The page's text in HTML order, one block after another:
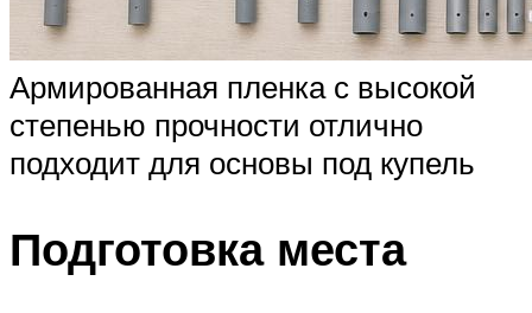
Армированная пленка с высокой
степенью прочности отлично
подходит для основы под купель
Подготовка места